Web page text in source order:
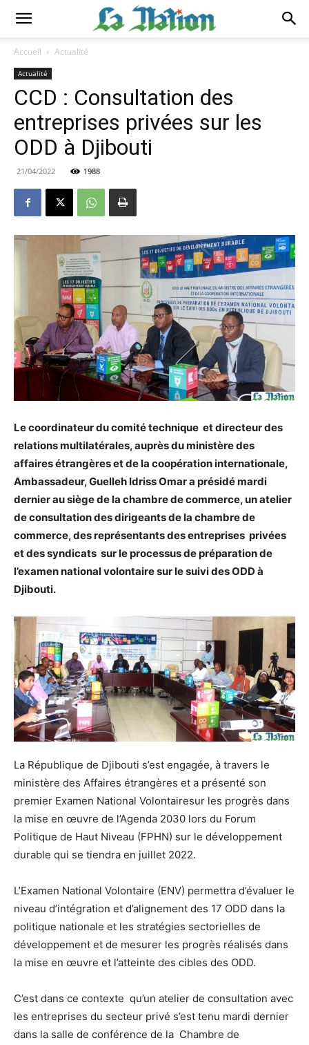
Accueil Actualité
Actualité
CCD : Consultation des
entreprises privées sur les
ODD à Djibouti
21/04/2022 1988
Le coordinateur du comité technique et directeur des
relations multilatérales, auprès du ministère des
affaires étrangères et de la coopération internationale,
Ambassadeur, Guelleh Idriss Omar a présidé mardi
dernier au siège de la chambre de commerce, un atelier
de consultation des dirigeants de la chambre de
commerce, des représentants des entreprises privées
et des syndicats sur le processus de préparation de
l’examen national volontaire sur le suivi des ODD à
Djibouti.
La République de Djibouti s’est engagée, à travers le
ministère des Affaires étrangères et a présenté son
premier Examen National Volontairesur les progrès dans
la mise en œuvre de l’Agenda 2030 lors du Forum
Politique de Haut Niveau (FPHN) sur le développement
durable qui se tiendra en juillet 2022.
L’Examen National Volontaire (ENV) permettra d’évaluer le
niveau d’intégration et d’alignement des 17 ODD dans la
politique nationale et les stratégies sectorielles de
développement et de mesurer les progrès réalisés dans
la mise en œuvre et l’atteinte des cibles des ODD.
C’est dans ce contexte qu’un atelier de consultation avec
les entreprises du secteur privé s’est tenu mardi dernier
dans la salle de conférence de la Chambre de